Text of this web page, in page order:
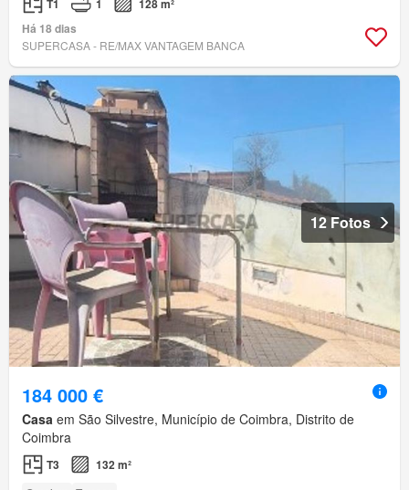
T1 1
128 m²
Há 18 dias
SUPERCASA - RE/MAX VANTAGEM BANCA
12 Fotos
184 000 €
Casa em São Silvestre, Município de Coimbra, Distrito de
Coimbra
T3 132 m²